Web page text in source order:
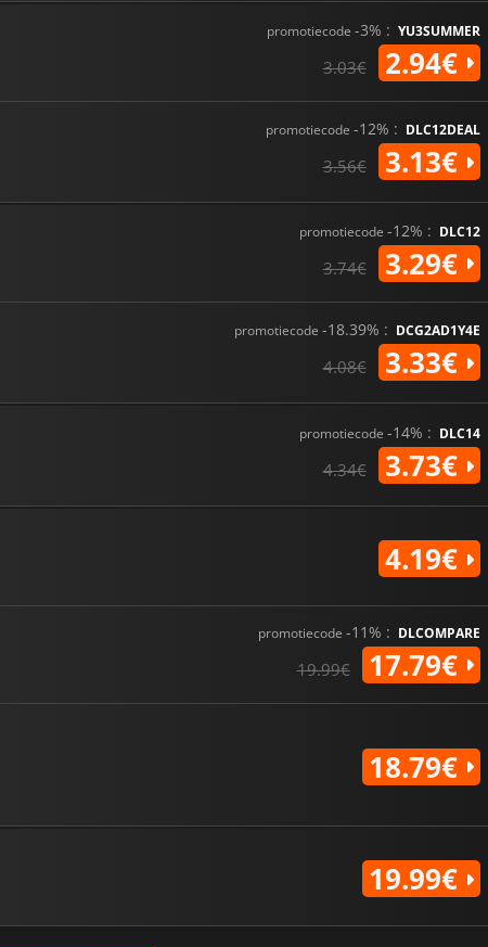
promotiecode -3% : YU3SUMMER
3.03€ 2.94€
promotiecode -12% : DLC12DEAL
3.56€ 3.13€
promotiecode -12% : DLC12
3.74€ 3.29€
promotiecode -18.39% : DCG2AD1Y4E
4.08€ 3.33€
promotiecode -14% : DLC14
4.34€ 3.73€
4.19€
promotiecode -11% : DLCOMPARE
19.99€ 17.79€
18.79€
19.99€